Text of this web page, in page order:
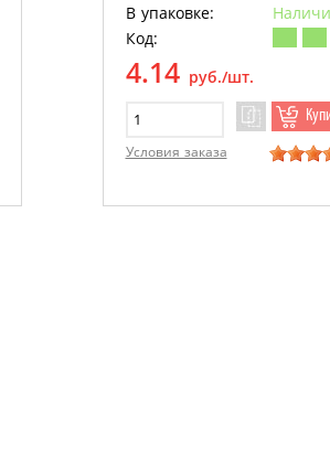
В упаковке:
Код:
4.14 руб./шт.
Условия заказа